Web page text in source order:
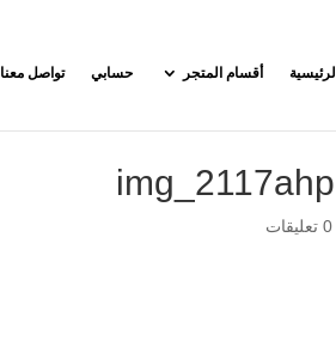
الرئيسية أقسام المتجر حسابي تواصل معنا
0 تعليقات